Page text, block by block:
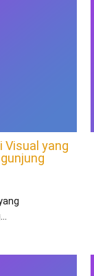
Visual yang